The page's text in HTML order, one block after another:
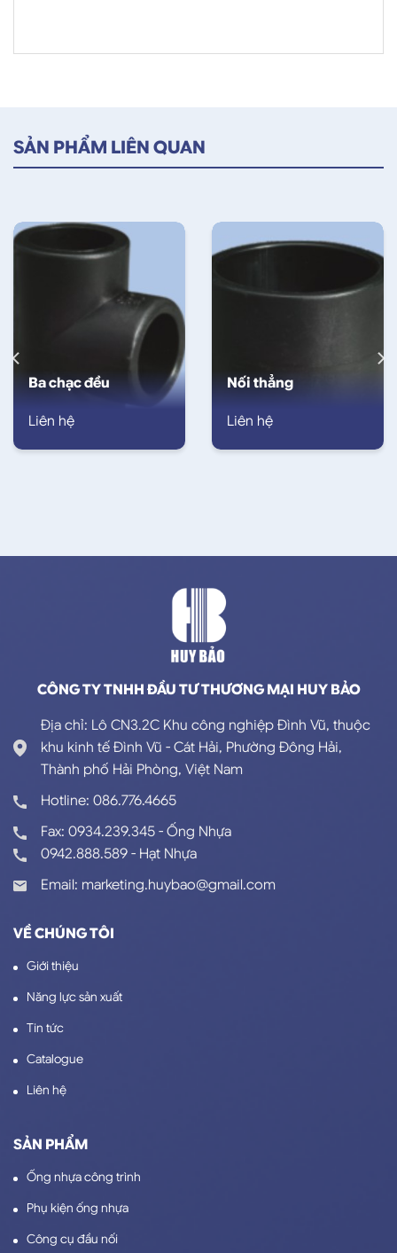
SẢN PHẨM LIÊN QUAN
Ba chạc đều
Liên hệ
Nối thẳng
Liên hệ
CÔNG TY TNHH ĐẦU TƯ THƯƠNG MẠI HUY BẢO
Địa chỉ: Lô CN3.2C Khu công nghiệp Đình Vũ, thuộc
khu kinh tế Đình Vũ - Cát Hải, Phường Đông Hải,
Thành phố Hải Phòng, Việt Nam
Hotline: 086.776.4665
Fax: 0934.239.345 - Ống Nhựa
0942.888.589 - Hạt Nhựa
Email: marketing.huybao@gmail.com
VỀ CHÚNG TÔI
Giới thiệu
Năng lực sản xuất
Tin tức
Catalogue
Liên hệ
SẢN PHẨM
Ống nhựa công trình
Phụ kiện ống nhựa
Công cụ đầu nối